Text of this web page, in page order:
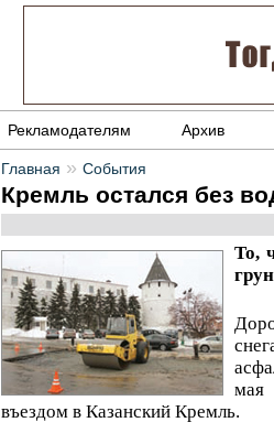
Рекламодателям Архив
Главная » События
Кремль остался без
То,
мая
въездом в Казанский Кремль.